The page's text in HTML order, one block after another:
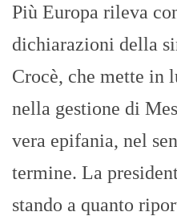
Più Europa rileva
dichiarazioni della
Crocè, che mette in
nella gestione di
vera epifania, nel
termine. La
stando a quanto